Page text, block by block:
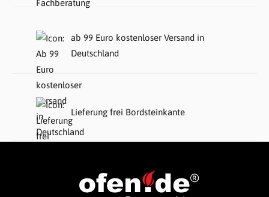
ab 99 Euro kostenloser Versand in
Deutschland
Lieferung frei Bordsteinkante